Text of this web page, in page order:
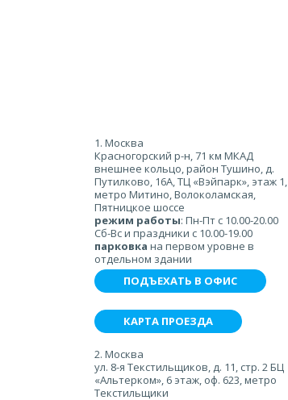
1. Москва
Красногорский р-н, 71 км МКАД
внешнее кольцо, район Тушино, д.
Путилково, 16А, ТЦ «Вэйпарк», этаж 1,
метро Митино, Волоколамская,
Пятницкое шоссе
режим работы: Пн-Пт с 10.00-20.00
Сб-Вс и праздники с 10.00-19.00
парковка на первом уровне в
отдельном здании
ПОДЪЕХАТЬ В ОФИС
КАРТА ПРОЕЗДА
2. Москва
ул. 8-я Текстильщиков, д. 11, стр. 2 БЦ
«Альтерком», 6 этаж, оф. 623, метро
Текстильщики